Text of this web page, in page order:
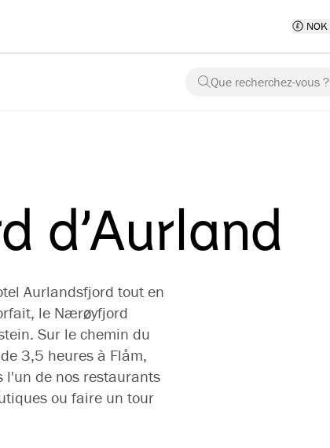
NOK
Que recherchez-vous ?
d’Aurland
Aurlandsfjord tout en
le Nærøyfjord
Sur le chemin du
3,5 heures à Flåm,
l'un de nos restaurants
ou faire un tour